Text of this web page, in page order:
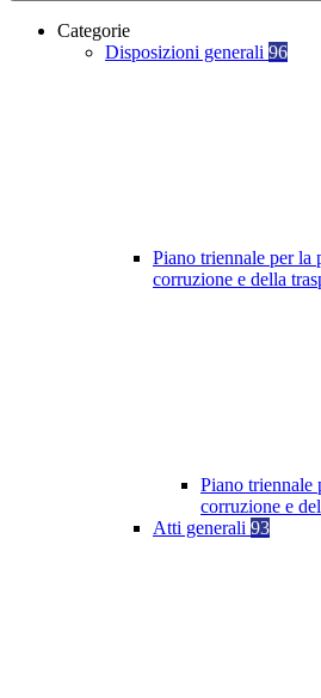
Categorie
Disposizioni generali 96
Piano triennale per la
corruzione e della
Piano triennale
corruzione e
Atti generali 93